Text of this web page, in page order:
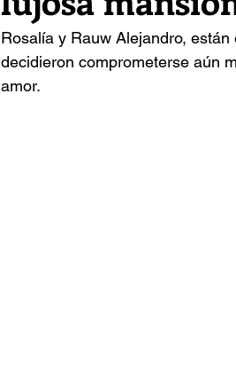
Rosalía y Rauw Alejandro,
decidieron comprometerse aún
amor.